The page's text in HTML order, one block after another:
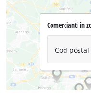
Comercianti in
Cod poștal